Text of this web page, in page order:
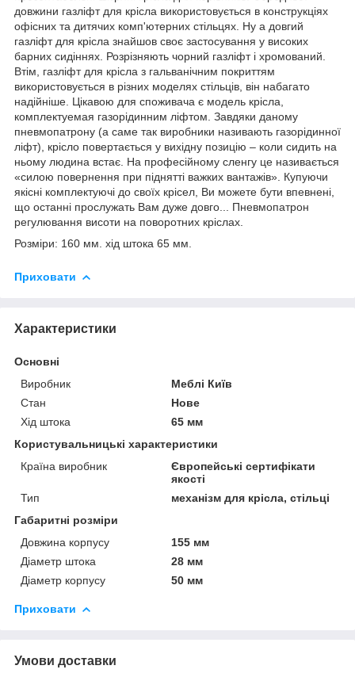
довжини газліфт для крісла використовується в конструкціях
офісних та дитячих комп'ютерних стільцях. Ну а довгий
газліфт для крісла знайшов своє застосування у високих
барних сидіннях. Розрізняють чорний газліфт і хромований.
Втім, газліфт для крісла з гальванічним покриттям
використовується в різних моделях стільців, він набагато
надійніше. Цікавою для споживача є модель крісла,
комплектуемая газорідинним ліфтом. Завдяки даному
пневмопатрону (а саме так виробники називають газорідинної
ліфт), крісло повертається у вихідну позицію – коли сидить на
ньому людина встає. На професійному сленгу це називається
«силою повернення при піднятті важких вантажів». Купуючи
якісні комплектуючі до своїх крісел, Ви можете бути впевнені,
що останні прослужать Вам дуже довго... Пневмопатрон
регулювання висоти на поворотних кріслах.
Розміри: 160 мм. хід штока 65 мм.
Приховати
Характеристики
Основні
Виробник
Меблі Київ
Стан
Нове
Хід штока
65 мм
Користувальницькі характеристики
Країна виробник
Європейські сертифікати
якості
Тип
механізм для крісла, стільці
Габаритні розміри
Довжина корпусу
155 мм
Діаметр штока
28 мм
Діаметр корпусу
50 мм
Приховати
Умови доставки